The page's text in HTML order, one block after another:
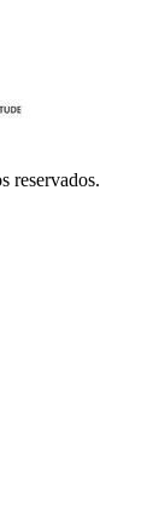
reservados.